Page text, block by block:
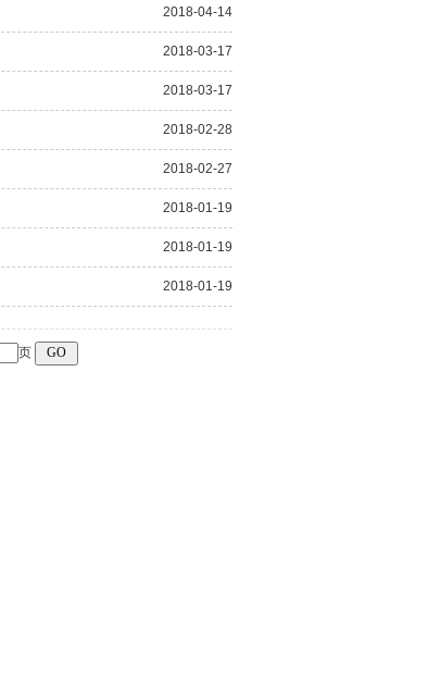
2018-04-14
2018-03-17
2018-03-17
2018-02-28
2018-02-27
2018-01-19
2018-01-19
2018-01-19
页